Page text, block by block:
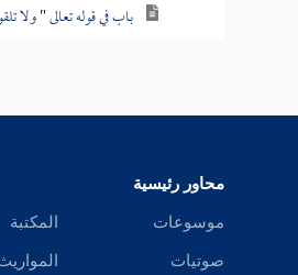
باب في قوله تعالى " ولا
باب في فضل الشهادة
محاور رئيسية
موسوعات
صوتيات
المكتبة